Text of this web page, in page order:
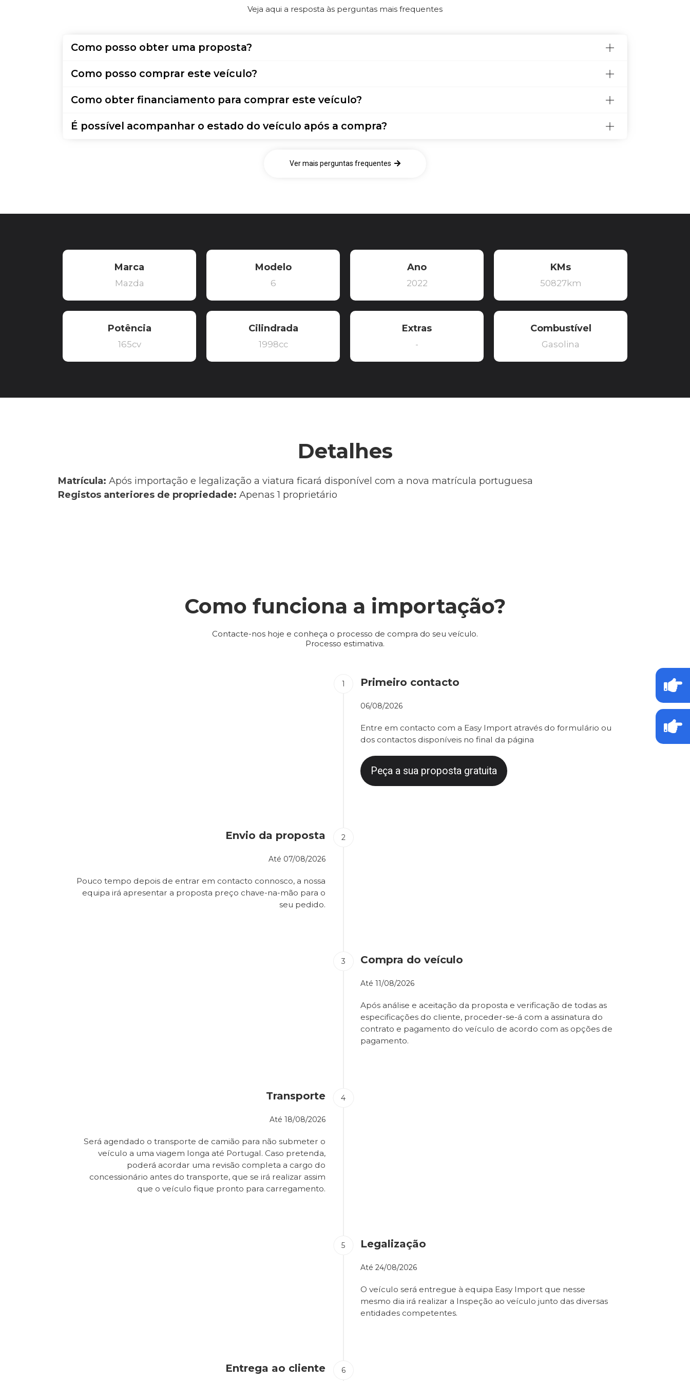
Veja aqui a resposta às perguntas mais frequentes
Como posso obter uma proposta?
Como posso comprar este veículo?
Como obter financiamento para comprar este veículo?
É possível acompanhar o estado do veículo após a compra?
Ver mais perguntas frequentes
Marca
Mazda
Modelo
6
Ano
2022
KMs
50827km
Potência
165cv
Cilindrada
1998cc
Extras
-
Combustível
Gasolina
Detalhes
Matrícula: Após importação e legalização a viatura ficará disponível com a nova matrícula portuguesa
Registos anteriores de propriedade: Apenas 1 proprietário
Como funciona a importação?
Contacte-nos hoje e conheça o processo de compra do seu veículo.
Processo estimativa.
Primeiro contacto
06/08/2026
Entre em contacto com a Easy Import através do formulário ou
dos contactos disponíveis no final da página
Peça a sua proposta gratuita
Envio da proposta
Até 07/08/2026
Pouco tempo depois de entrar em contacto connosco, a nossa
equipa irá apresentar a proposta preço chave-na-mão para o
seu pedido.
Compra do veículo
Até 11/08/2026
Após análise e aceitação da proposta e verificação de todas as
especificações do cliente, proceder-se-á com a assinatura do
contrato e pagamento do veículo de acordo com as opções de
pagamento.
Transporte
Até 18/08/2026
Será agendado o transporte de camião para não submeter o
veículo a uma viagem longa até Portugal. Caso pretenda,
poderá acordar uma revisão completa a cargo do
concessionário antes do transporte, que se irá realizar assim
que o veículo fique pronto para carregamento.
Legalização
Até 24/08/2026
O veículo será entregue à equipa Easy Import que nesse
mesmo dia irá realizar a Inspeção ao veículo junto das diversas
entidades competentes.
Entrega ao cliente